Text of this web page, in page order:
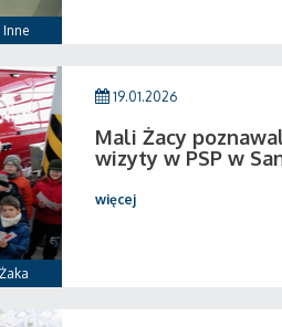
Inne
19.01.2026
Mali Żacy
wizyty w PSP w
więcej